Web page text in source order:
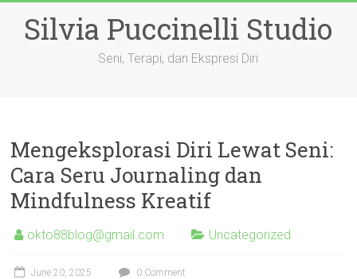
contentSilvia Puccinelli Studio
Seni, Terapi, dan Ekspresi Diri
Mengeksplorasi Diri Lewat Seni:
Cara Seru Journaling dan
Mindfulness Kreatif
okto88blog@gmail.com Uncategorized
June 20, 2025 0 Comment